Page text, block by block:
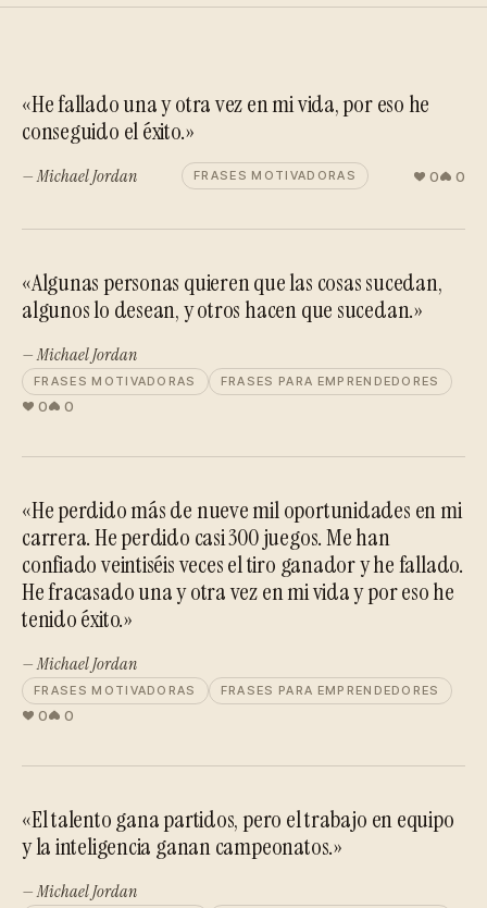
«He fallado una y otra vez en mi vida, por eso he
conseguido el éxito.»
— Michael Jordan FRASES MOTIVADORAS 0 0
«Algunas personas quieren que las cosas sucedan,
algunos lo desean, y otros hacen que sucedan.»
— Michael Jordan
FRASES MOTIVADORAS FRASES PARA EMPRENDEDORES
0 0
«He perdido más de nueve mil oportunidades en mi
carrera. He perdido casi 300 juegos. Me han
confiado veintiséis veces el tiro ganador y he fallado.
He fracasado una y otra vez en mi vida y por eso he
tenido éxito.»
— Michael Jordan
FRASES MOTIVADORAS FRASES PARA EMPRENDEDORES
0 0
«El talento gana partidos, pero el trabajo en equipo
y la inteligencia ganan campeonatos.»
— Michael Jordan